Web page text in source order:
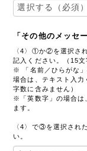
「その他のメッセ
〈4〉①か②を選択さ
記入ください。（15文
※ 「名前／ひらがな
場合は、テキスト入力
字数に含みません）
※「英数字」の場合は
ます。
〈4〉で③を選択され
い。